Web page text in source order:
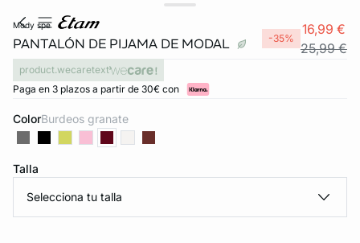
mody spe
PANTALÓN DE PIJAMA DE MODAL -35%
16,99 €
25,99 €
product.wecaretext
Paga en 3 plazos a partir de 30€ con
Color burdeos granate
Talla
Selecciona tu talla